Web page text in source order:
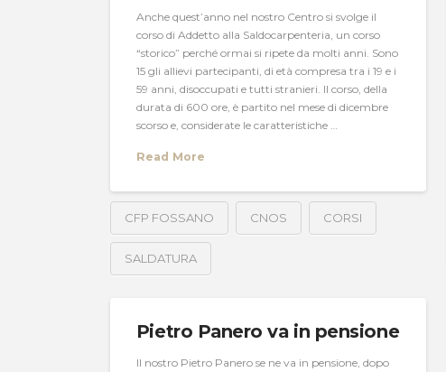
Anche quest’anno nel nostro Centro si svolge il
corso di Addetto alla Saldocarpenteria, un corso
“storico” perché ormai si ripete da molti anni. Sono
15 gli allievi partecipanti, di età compresa tra i 19 e i
59 anni, disoccupati e tutti stranieri. Il corso, della
durata di 600 ore, è partito nel mese di dicembre
scorso e, considerate le caratteristiche …
Read More
CFP FOSSANO CNOS CORSI
SALDATURA
Pietro Panero va in pensione
Il nostro Pietro Panero se ne va in pensione, dopo